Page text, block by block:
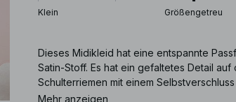
Klein Größengetreu
Dieses Midikleid hat eine entspannte
Satin-Stoff. Es hat ein gefaltetes Detail auf
Schulterriemen mit einem
Unser Midikleid hat einen verborgenen
Mehr anzeigen